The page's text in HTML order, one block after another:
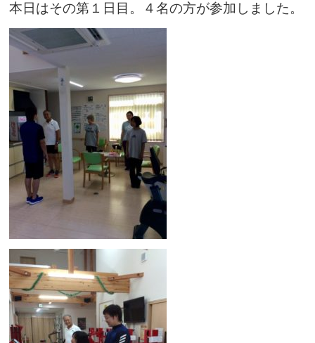
本日はその第１日目。４名の方が参加しました。